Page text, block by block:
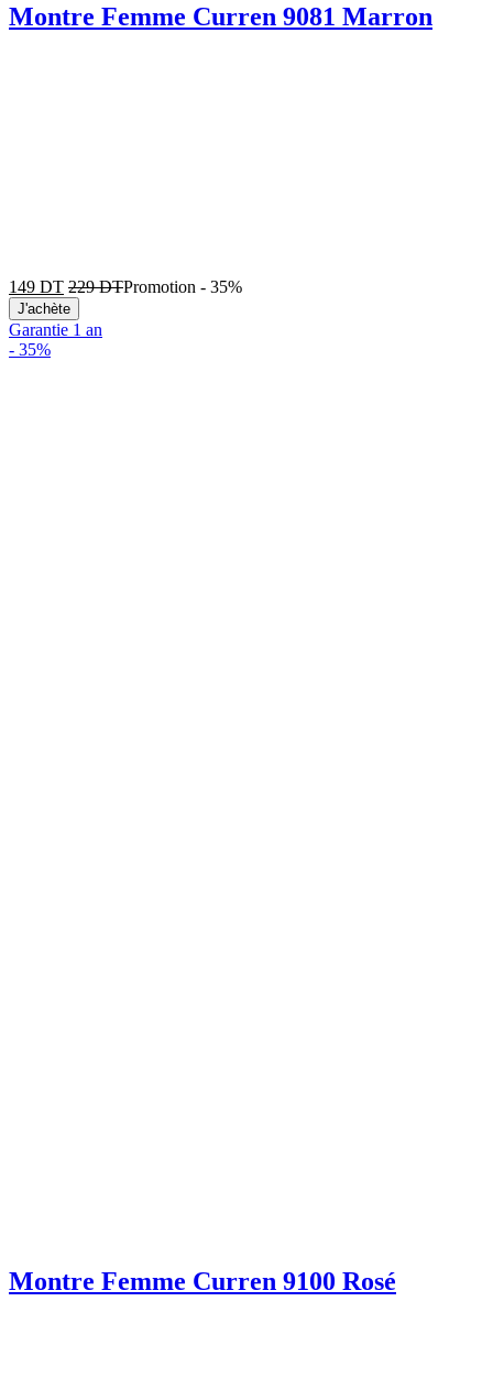
Montre Femme Curren 9081 Marron
149 DT 229DTPromotion - 35%
J'achète
Garantie 1 an
- 35%
Montre Femme Curren 9100 Rosé